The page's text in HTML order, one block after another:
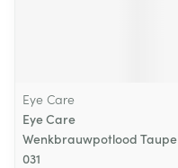
Eye Care
Eye Care
Wenkbrauwpotlood Taupe
031